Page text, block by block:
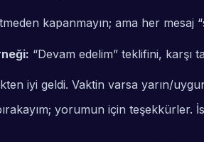
kapanmayın; ama her mesaj
“Devam edelim” teklifini, karşı
iyi geldi. Vaktin varsa yarın/
yorumun için teşekkürler.